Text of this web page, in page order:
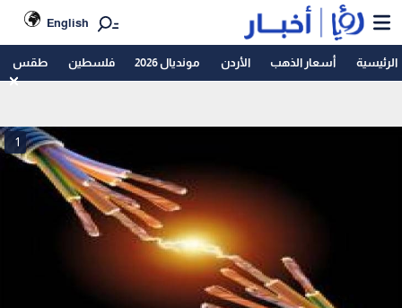
English
الرئيسية أسعار الذهب الأردن مونديال 2026 فلسطين طقس
1